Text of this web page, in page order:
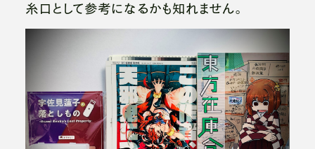
糸口として参考になるかも知れません。